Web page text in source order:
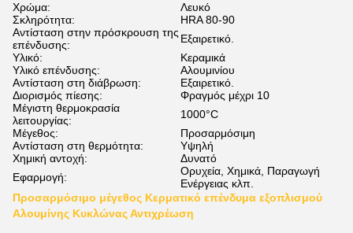
Χρώμα:
Λευκό
Σκληρότητα:
HRA 80-90
Αντίσταση στην πρόσκρουση της
επένδυσης:
Εξαιρετικό.
Υλικό:
Κεραμικά
Υλικό επένδυσης:
Αλουμινίου
Αντίσταση στη διάβρωση:
Εξαιρετικό.
Διορισμός πίεσης:
Φραγμός μέχρι 10
Μέγιστη θερμοκρασία
λειτουργίας:
1000°C
Μέγεθος:
Προσαρμόσιμη
Αντίσταση στη θερμότητα:
Υψηλή
Χημική αντοχή:
Δυνατό
Εφαρμογή:
Ορυχεία, Χημικά, Παραγωγή
Ενέργειας κλπ.
Προσαρμόσιμο μέγεθος Κερματικό επένδυμα εξοπλισμού
Αλουμίνης Κυκλώνας Αντιχρέωση